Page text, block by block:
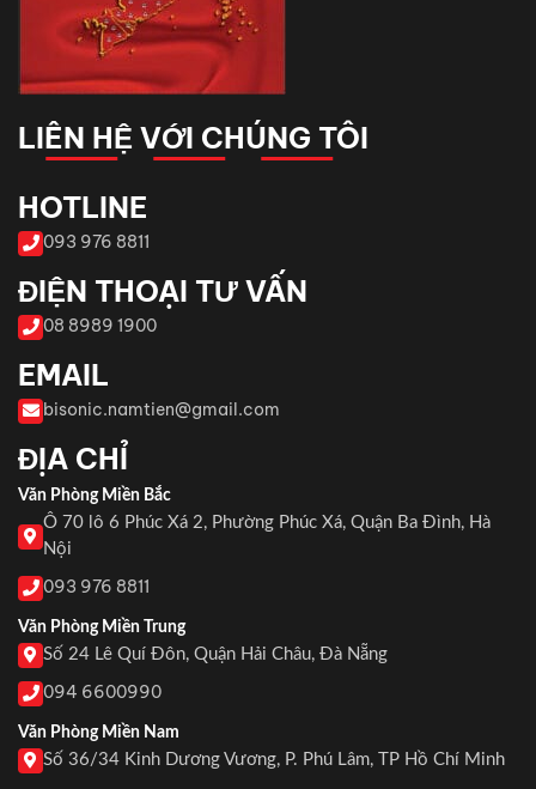
LIÊN HỆ VỚI CHÚNG TÔI
HOTLINE
093 976 8811
ĐIỆN THOẠI TƯ VẤN
08 8989 1900
EMAIL
bisonic.namtien@gmail.com
ĐỊA CHỈ
Văn Phòng Miền Bắc
Ô 70 lô 6 Phúc Xá 2, Phường Phúc Xá, Quận Ba Đình, Hà
Nội
093 976 8811
Văn Phòng Miền Trung
Số 24 Lê Quí Đôn, Quận Hải Châu, Đà Nẵng
094 6600990
Văn Phòng Miền Nam
Số 36/34 Kinh Dương Vương, P. Phú Lâm, TP Hồ Chí Minh